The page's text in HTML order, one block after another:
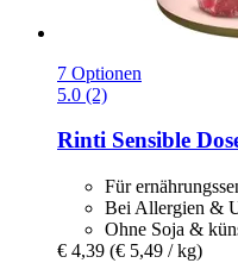
7 Optionen
5.0 (2)
Rinti Sensible
Für
Bei Allergien &
Ohne Soja &
€ 4,39 (€ 5,49 / kg)